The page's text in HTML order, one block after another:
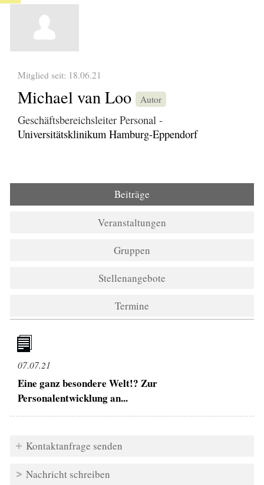
Mitglied seit: 18.06.21
Michael van Loo Autor
Geschäftsbereichsleiter Personal -
Universitätsklinikum Hamburg-Eppendorf
Beiträge
Veranstaltungen
Gruppen
Stellenangebote
Termine
07.07.21
Eine ganz besondere Welt!? Zur
Personalentwicklung an...
Kontaktanfrage senden
Nachricht schreiben